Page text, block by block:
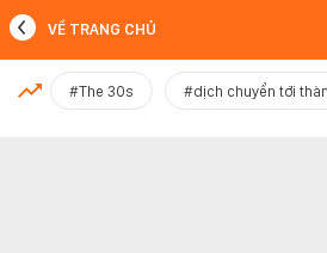
MỚI NHẤT
VỀ TRANG CHỦ
#The 30s #dịch chuyển tới